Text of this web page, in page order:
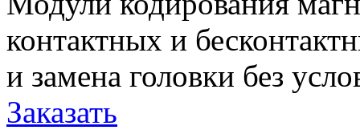
контактных и
и замена головки без
Заказать